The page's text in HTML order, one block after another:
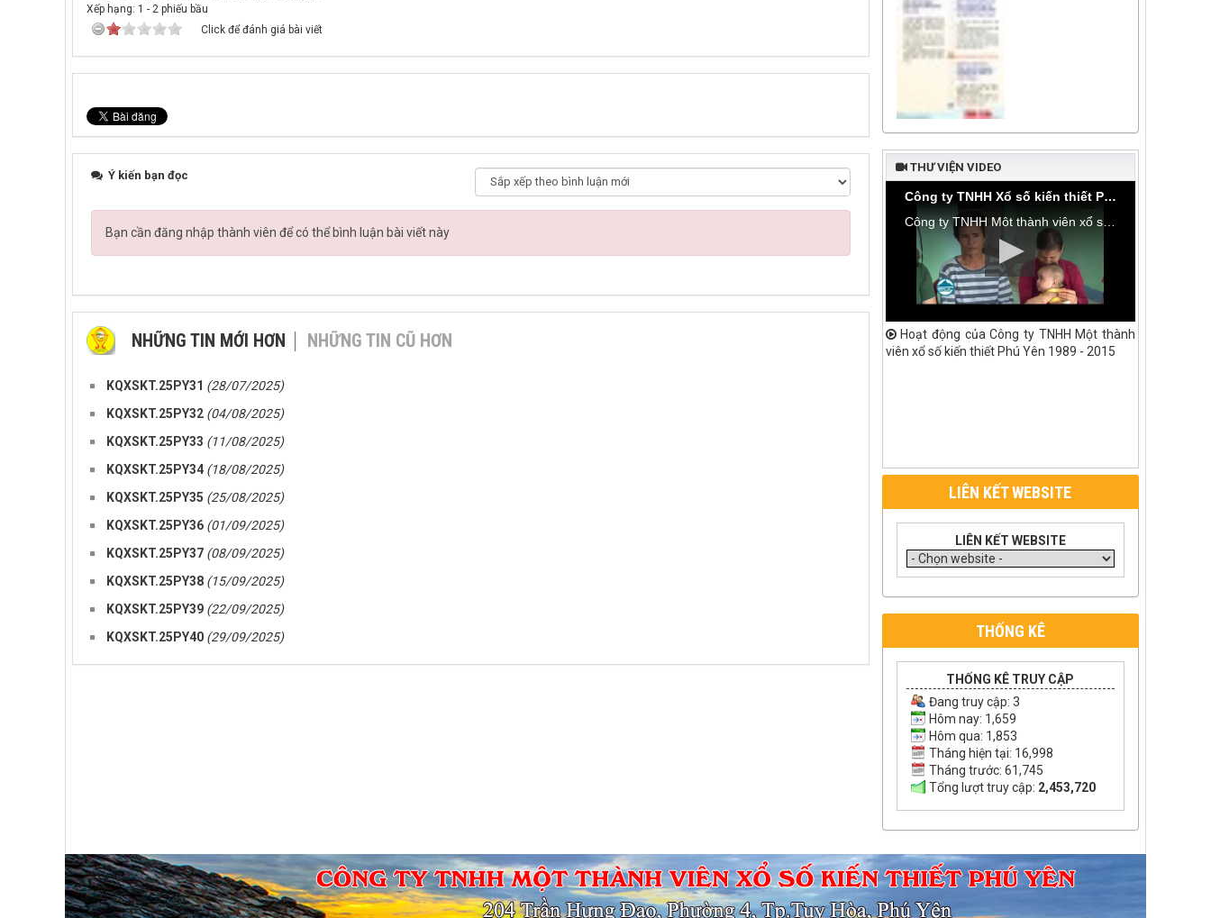
Xếp hạng: 1 - 2 phiếu bầu
Click để đánh giá bài viết
Ý kiến bạn đọc
Bạn cần đăng nhập thành viên để có thể bình luận bài viết này
NHỮNG TIN MỚI HƠN NHỮNG TIN CŨ HƠN
KQXSKT.25PY31 (28/07/2025)
KQXSKT.25PY32 (04/08/2025)
KQXSKT.25PY33 (11/08/2025)
KQXSKT.25PY34 (18/08/2025)
KQXSKT.25PY35 (25/08/2025)
KQXSKT.25PY36 (01/09/2025)
KQXSKT.25PY37 (08/09/2025)
KQXSKT.25PY38 (15/09/2025)
KQXSKT.25PY39 (22/09/2025)
KQXSKT.25PY40 (29/09/2025)
THƯ VIỆN VIDEO
Công ty TNHH Xổ số kiến thiết Phú Yên bàn giao nhà tình thương tại thôn Hòa Đa, xã An Mỹ
Công ty TNHH Một thành viên xổ số kiến thiết Phú Yên bàn giao nhà tình thương tại thôn Hòa Đa, xã An Mỹ, huyện Tuy An
Hoạt động của Công ty TNHH Một thành
viên xổ số kiến thiết Phú Yên 1989 - 2015
LIÊN KẾT WEBSITE
LIÊN KẾT WEBSITE
THỐNG KÊ
THỐNG KÊ TRUY CẬP
Đang truy cập: 3
Hôm nay: 1,659
Hôm qua: 1,853
Tháng hiện tại: 16,998
Tháng trước: 61,745
Tổng lượt truy cập: 2,453,720